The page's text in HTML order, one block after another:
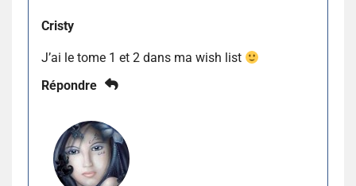
Cristy
J’ai le tome 1 et 2 dans ma wish list
Répondre